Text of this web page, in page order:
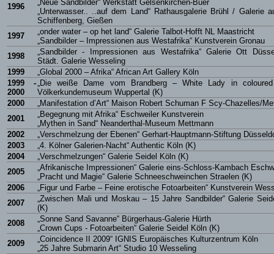
1996
„Neue Sandbilder“ Werkstatt Gelsenkirchen-Buer
„Unterwasser.. ..auf dem Land“ Rathausgalerie Brühl / Galerie
Schiffenberg, Gießen
1997
„onder water – op het land“ Galerie Talbot-Hofft NL Maastricht
„Sandbilder – Impressionen aus Westafrika“ Kunstverein Gronau
1998
„Sandbilder - Impressionen aus Westafrika“ Galerie Ott
Städt. Galerie Wesseling
1999
„Global 2000 – Afrika“ African Art Gallery Köln
1999 -
2000
„Die weiße Dame vom Brandberg – White Lady in coloured
Völkerkundemuseum Wuppertal (K)
2000
„Manifestation d’Art“ Maison Robert Schuman F Scy-Chazelles/
2001
„Begegnung mit Afrika“ Eschweiler Kunstverein
„Mythen in Sand“ Neanderthal-Museum Mettmann
2002
„Verschmelzung der Ebenen“ Gerhart-Hauptmann-Stiftung
2003
„4. Kölner Galerien-Nacht“ Authentic Köln (K)
2004
„Verschmelzungen“ Galerie Seidel Köln (K)
2005
„Afrikanische Impressionen“ Galerie eins-Schloss-Kambach
„Pracht und Magie“ Galerie Schneeschweinchen Straelen (K)
2006
„Figur und Farbe – Feine erotische Fotoarbeiten“ Kunstverein
2007
„Zwischen Mali und Moskau – 15 Jahre Sandbilder“ Galerie
(K)
2008
„Sonne Sand Savanne“ Bürgerhaus-Galerie Hürth
„Crown Cups - Fotoarbeiten“ Galerie Seidel Köln (K)
2009
„Coincidence II 2009“ IGNIS Europäisches Kulturzentrum Köln
„25 Jahre Submarin Art“ Studio 10 Wesseling